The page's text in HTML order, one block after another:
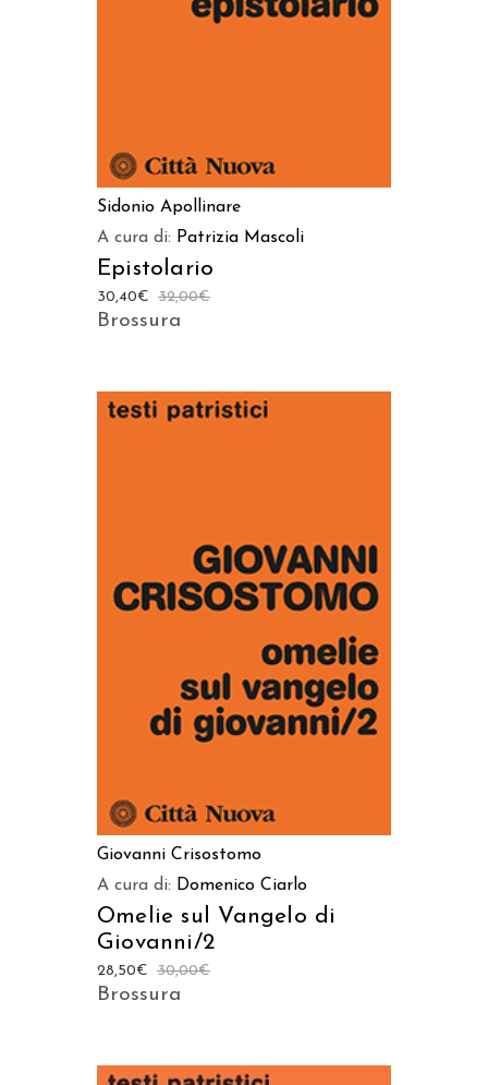
Sidonio Apollinare
A cura di: Patrizia Mascoli
Epistolario
32,00€
30,40€
Brossura
AGGIUNGI AL CARRELLO
Giovanni Crisostomo
A cura di: Domenico Ciarlo
Omelie sul Vangelo di
Giovanni/2
30,00€
28,50€
Brossura